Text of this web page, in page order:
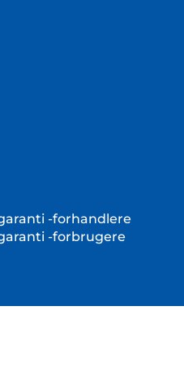
-forhandlere
-forbrugere